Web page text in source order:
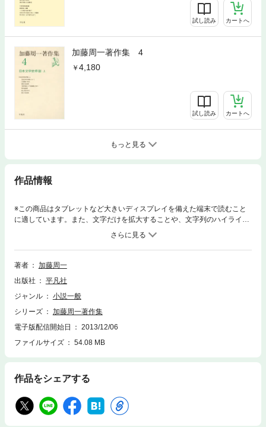
試し読み カートへ
加藤周一著作集 4
4,180
試し読み カートへ
もっと見る
作品情報
※この商品はタブレットなど大きいディスプレイを備えた端末で読むこと
に適しています。また、文字だけを拡大することや、文字列のハイライ
ト、検索、辞書の参照、引用などの機能が使用できません。 マチネ・ポエ
ティクのひとりとして『１９４６ 文学的考察』で文壇に登場して以来、
文学、芸術を中心にして政治、社会、思想など多方面にわたる評論・創作
活動に従事し、戦後日本を代表する知性ともいうべき加藤周一（１９１
著作集は、収録著作を精選し、あらたに「追記」「あとがき」による註を
加えた、著者自身の編集になる。
著者
加藤周一
出版社
平凡社
ジャンル
小説一般
シリーズ
加藤周一著作集
電子版配信開始日
2013/12/06
ファイルサイズ
54.08 MB
作品をシェアする